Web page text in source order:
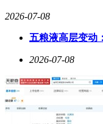
城市通勤
长途旅行/家庭出行 中
市场动态同样是购车
于不断发展和变化之
2026-07-08
五粮液高层变动
2026-07-08